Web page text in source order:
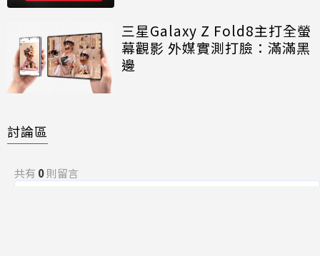
三星Galaxy Z Fold8主打全螢
幕觀影 外媒實測打臉：滿滿黑
邊
討論區
共有 0則留言